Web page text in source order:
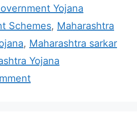
Yojana
Schemes, Maharashtra
, Maharashtra sarkar
Yojana